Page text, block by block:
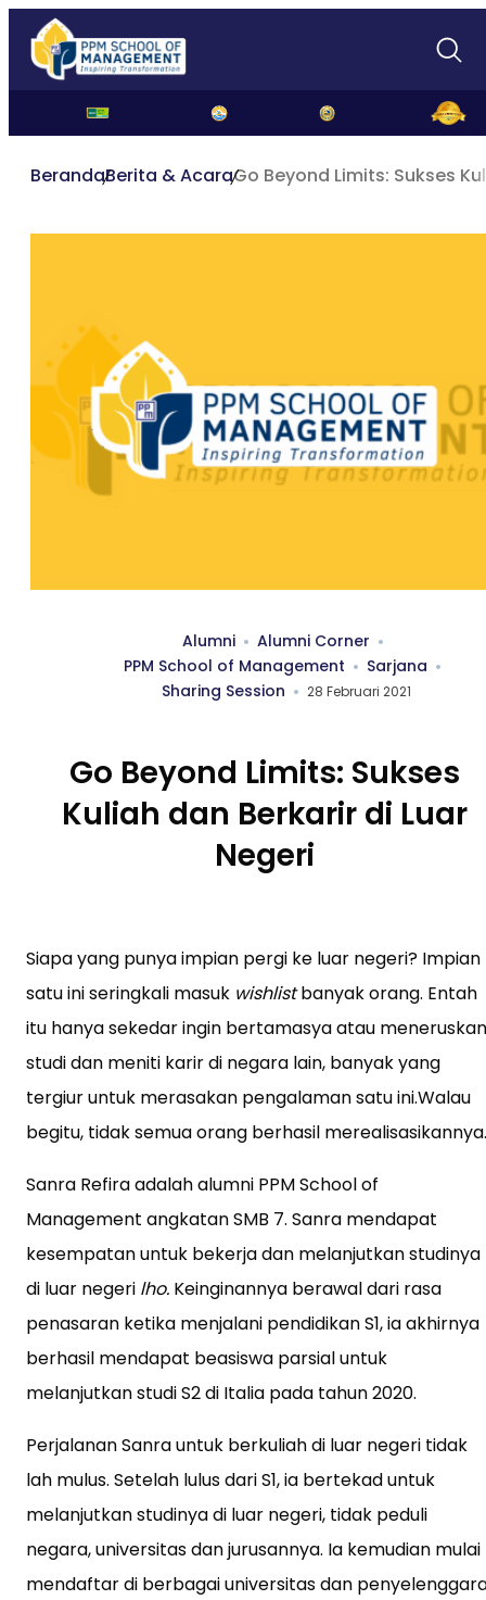
BerandaBerita & AcaraGo Beyond Limits: Sukses
Alumni
Alumni Corner
PPM School of Management
Sarjana
Sharing Session
28 Februari 2021
Go Beyond Limits: Sukses
Kuliah dan Berkarir di Luar
Negeri
Siapa yang punya impian pergi ke luar negeri? Impian
satu ini seringkali masuk wishlistbanyak orang. Entah
itu hanya sekedar ingin bertamasya atau meneruskan
studi dan meniti karir di negara lain, banyak yang
tergiur untuk merasakan pengalaman satu ini.Walau
begitu, tidak semua orang berhasil merealisasikannya.
Sanra Refira adalah alumni PPM School of
Management angkatan SMB 7. Sanra mendapat
kesempatan untuk bekerja dan melanjutkan studinya
di luar negeri lho. Keinginannya berawal dari rasa
penasaran ketika menjalani pendidikan S1, ia akhirnya
berhasil mendapat beasiswa parsial untuk
melanjutkan studi S2 di Italia pada tahun 2020.
Perjalanan Sanra untuk berkuliah di luar negeri tidak
lah mulus. Setelah lulus dari S1, ia bertekad untuk
melanjutkan studinya di luar negeri, tidak peduli
negara, universitas dan jurusannya. Ia kemudian mulai
mendaftar di berbagai universitas dan